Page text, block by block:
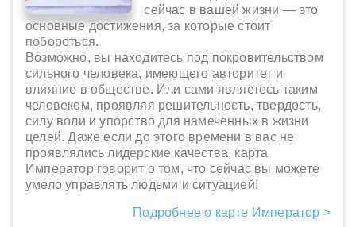
сейчас в вашей жизни — это
основные достижения, за которые стоит
побороться.
Возможно, вы находитесь под покровительством
сильного человека, имеющего авторитет и
влияние в обществе. Или сами являетесь таким
человеком, проявляя решительность, твердость,
силу воли и упорство для намеченных в жизни
целей. Даже если до этого времени в вас не
проявлялись лидерские качества, карта
Император говорит о том, что сейчас вы можете
умело управлять людьми и ситуацией!
Подробнее о карте Император >